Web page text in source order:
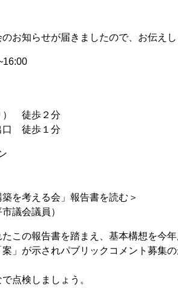
お知らせが届きましたので、お伝えし
徒歩２分
徒歩１分
を考える会」報告書を読む＞
議会議員）
この報告書を踏まえ、基本構想を今
」が示されパブリックコメント募集
点検しましょう。